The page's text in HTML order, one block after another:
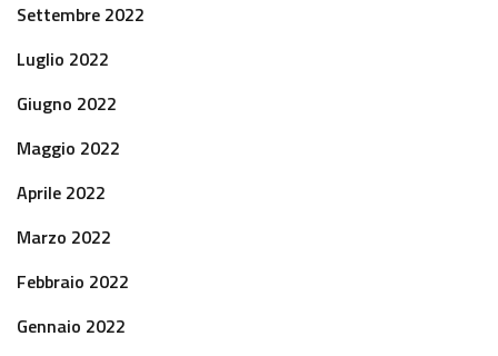
Settembre 2022
Luglio 2022
Giugno 2022
Maggio 2022
Aprile 2022
Marzo 2022
Febbraio 2022
Gennaio 2022